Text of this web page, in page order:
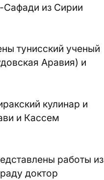
из Сирии
тунисский ученый
Аравия) и
кулинар и
и Кассем
работы из
доктор